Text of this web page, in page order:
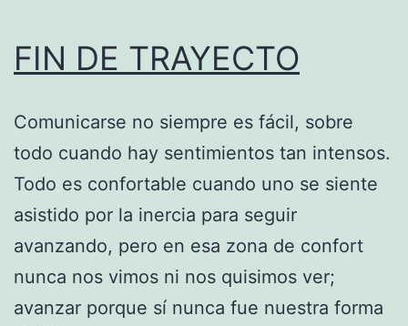
FIN DE TRAYECTO
Comunicarse no siempre es fácil, sobre
todo cuando hay sentimientos tan intensos.
Todo es confortable cuando uno se siente
asistido por la inercia para seguir
avanzando, pero en esa zona de confort
nunca nos vimos ni nos quisimos ver;
avanzar porque sí nunca fue nuestra forma